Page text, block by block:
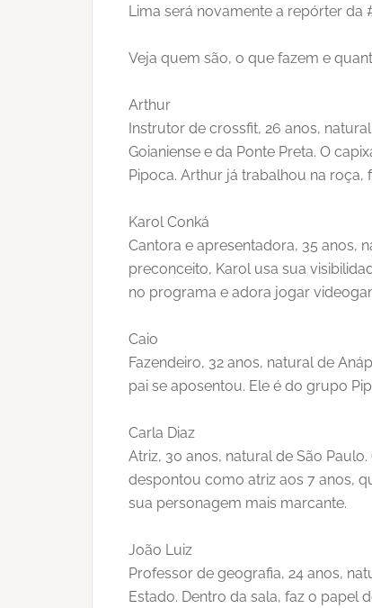
Lima será novamente a repórter da
Veja quem são, o que fazem e
Arthur
Instrutor de crossfit, 26 anos,
Goianiense e da Ponte Preta. O
Pipoca. Arthur já trabalhou na roça,
Karol Conká
Cantora e apresentadora, 35 anos,
preconceito, Karol usa sua
no programa e adora jogar
Caio
Fazendeiro, 32 anos, natural de
pai se aposentou. Ele é do grupo
Carla Diaz
Atriz, 30 anos, natural de São
despontou como atriz aos 7 anos,
sua personagem mais marcante.
João Luiz
Professor de geografia, 24 anos,
Estado. Dentro da sala, faz o papel